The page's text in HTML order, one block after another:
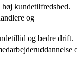
kundetilfredshed.
og
og bedre drift.